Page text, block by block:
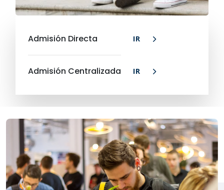
Admisión Directa IR
Admisión Centralizada IR